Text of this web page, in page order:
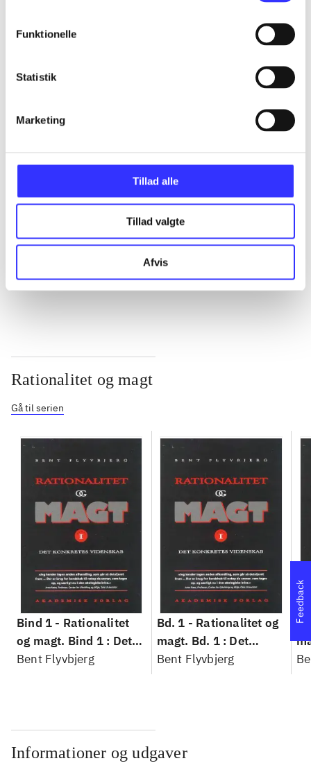
Funktionelle
Statistik
Marketing
Tillad alle
Tillad valgte
Afvis
Artikler
...
Rationalitet og magt
Gå til serien
Bind 1 - Rationalitet
og magt. Bind 1 : Det
konkretes videnskab
Bent Flyvbjerg
Bd. 1 - Rationalitet og
magt. Bd. 1 : Det
konkretes videnskab
Bent Flyvbjerg
Informationer og udgaver
Feedback